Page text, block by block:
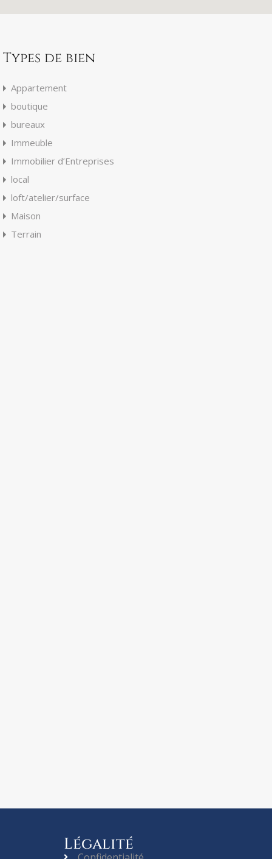
Types de bien
Appartement
boutique
bureaux
Immeuble
Immobilier d’Entreprises
local
loft/atelier/surface
Maison
Terrain
Légalité